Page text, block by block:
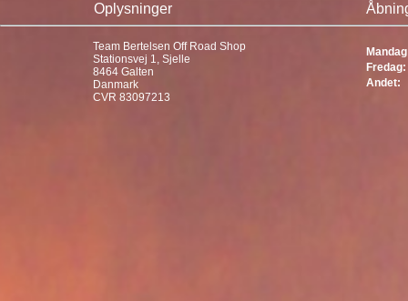
Oplysninger
Team Bertelsen Off Road Shop
Stationsvej 1, Sjelle
8464 Galten
Danmark
CVR 83097213
Fredag:
Andet: